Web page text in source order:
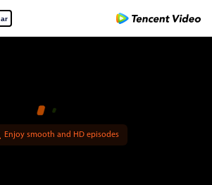
ar
Enjoy smooth and HD episodes